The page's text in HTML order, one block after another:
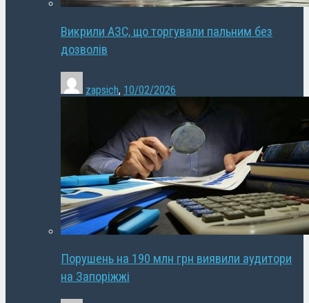
Викрили АЗС, що торгували пальним без
дозволів
zapsich, 10/02/2026
Порушень на 190 млн грн виявили аудитори
на Запоріжжі